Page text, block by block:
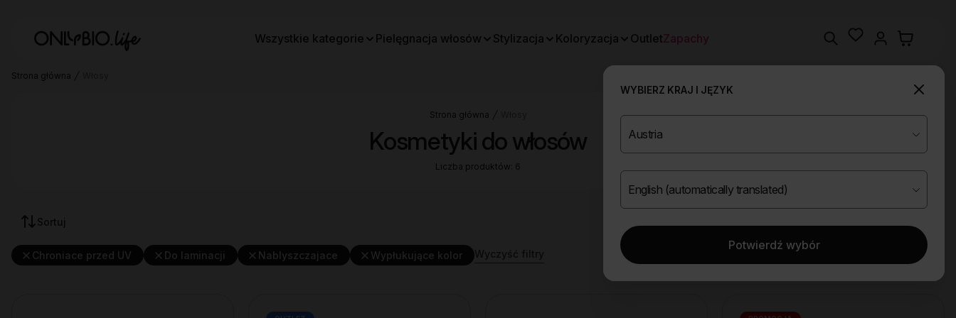
WYBIERZ KRAJ I JĘZYK
Potwierdź wybór
Wszystkie kategorie Pielęgnacja włosów Stylizacja Koloryzacja OutletZapachy SearchWishlist
Strona główna
Strona główna
Kosmetyki do włosów
Liczba produktów: 6
Sortuj
Chroniace przed UV Do laminacji Nablyszczajace Wypłukujące kolor